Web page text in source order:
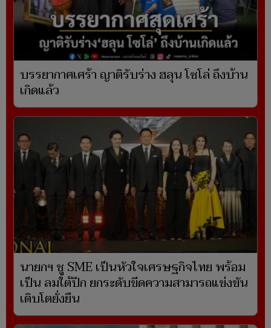
บรรยากาศเศร้า ญาติรับร่าง ฮลุน โซโล่ ถึงบ้าน
เกิดแล้ว
นายกฯ ชู SME เป็นหัวใจเศรษฐกิจไทย พร้อม
เป็น ลมใต้ปีก ยกระดับขีดความสามารถแข่งขัน
เติบโตยั่งยืน